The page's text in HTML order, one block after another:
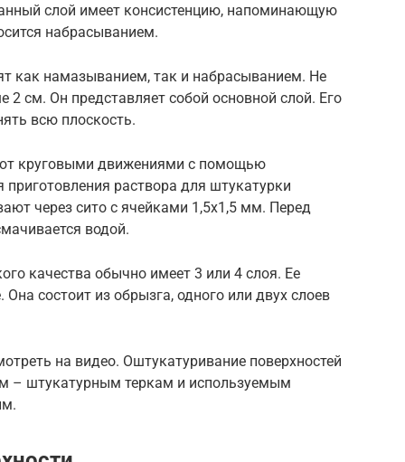
слой имеет консистенцию, напоминающую
набрасыванием.
как намазыванием, так и набрасыванием. Не
2 см. Он представляет собой основной слой. Его
всю плоскость.
круговыми движениями с помощью
приготовления раствора для штукатурки
через сито с ячейками 1,5х1,5 мм. Перед
водой.
качества обычно имеет 3 или 4 слоя. Ее
состоит из обрызга, одного или двух слоев
на видео. Оштукатуривание поверхностей
– штукатурным теркам и используемым